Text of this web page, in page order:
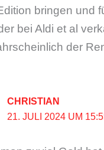
bringen und
bei Aldi et al
der
CHRISTIAN
21. JULI 2024 UM